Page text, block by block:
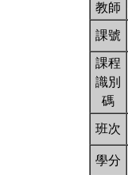
教師
課號
課程
識別
碼
班次
學分